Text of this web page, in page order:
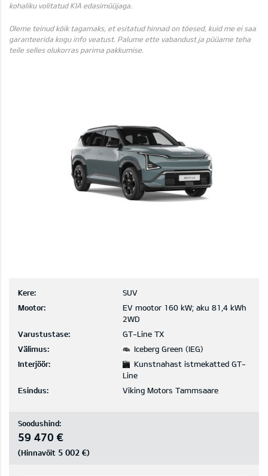
kohaliku volitatud KIA edasimüüjaga.
Oleme teinud kõik tagamaks, et esitatud hinnad on tõesed, kuid me ei saa
garanteerida kogu info veatust. Palume ette vabandust ja püüame teha
teile selles olukorras parima pakkumise.
Kere:
SUV
Mootor:
EV mootor 160 kW; aku 81,4 kWh
2WD
Varustustase:
GT-Line TX
Välimus:
Iceberg Green (IEG)
Interjöör:
Kunstnahast istmekatted GT-
Line
Esindus:
Viking Motors Tammsaare
Soodushind:
59 470 €
(Hinnavõit 5 002 €)